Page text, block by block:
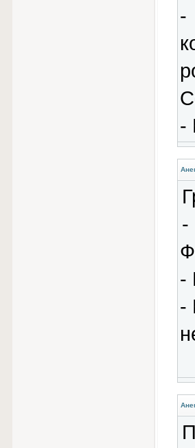
-
-
-
-
-